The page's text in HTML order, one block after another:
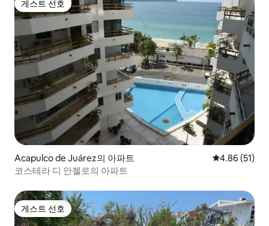
게스트 선호
게스트 선호
Acapulco de Juárez의 아파트 평점 4.86점
4.86 (51)
코스테라 디 안젤로의 아파트
게스트 선호
게스트 선호